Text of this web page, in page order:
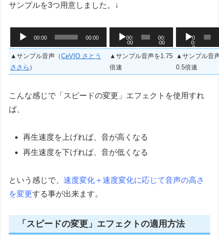
サンプルを3つ用意しました。↓
プ
レ
ー
00:00 00:00
プ
レ
ー
00:
00
00:
00
プ
レ
ー
0
0:
0
▲サンプル音声（CeVIO さとう
ささら ）
▲サンプル音声を1.75
倍速
▲サンプル音
0.5倍速
こんな感じで「スピードの変更」エフェクトを使用すれ
ば、
再生速度を上げれば、音が高くなる
再生速度を下げれば、音が低くなる
という感じで、速度変化＋速度変化に応じて音声の高さ
を変更する事が出来ます。
「スピードの変更」エフェクトの適用方法